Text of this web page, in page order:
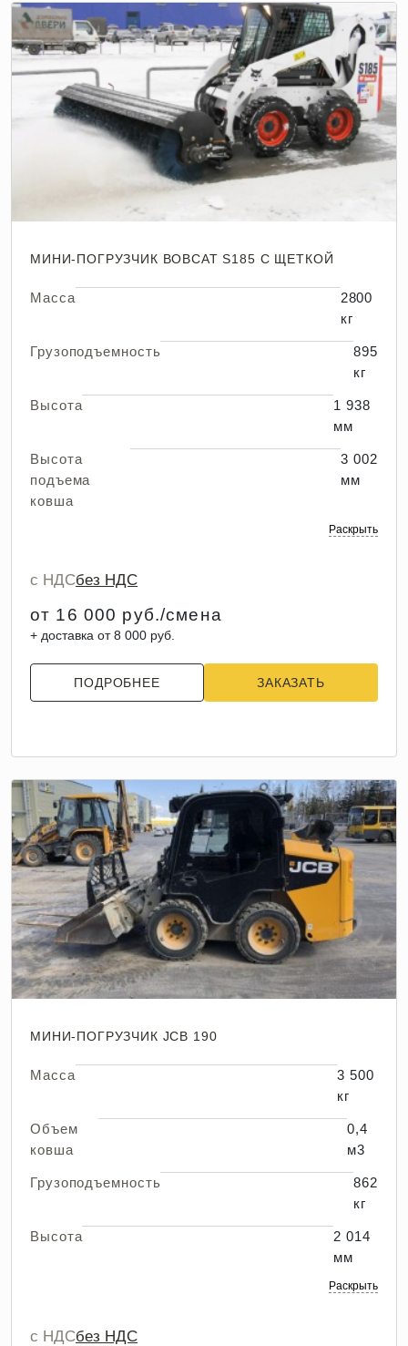
Уборка и вывоз снега в Мытищах
Разовая уборка снега
МИНИ-ПОГРУЗЧИК BOBCAT S185 С ЩЕТКОЙ
Масса
2800
кг
Грузоподъемность
895
кг
Высота
1 938
мм
Высота
подъема
ковша
3 002
мм
Раскрыть
с НДСбез НДС
от 16 000 руб./смена
+ доставка от 8 000 руб.
ПОДРОБНЕЕ ЗАКАЗАТЬ
МИНИ-ПОГРУЗЧИК JCB 190
Масса
3 500
кг
Объем
ковша
0,4
м3
Грузоподъемность
862
кг
Высота
2 014
мм
Раскрыть
с НДСбез НДС